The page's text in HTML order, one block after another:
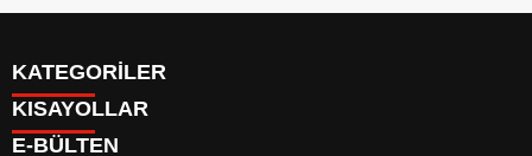
KATEGORİLER
Reklam
KISAYOLLAR
E-BÜLTEN